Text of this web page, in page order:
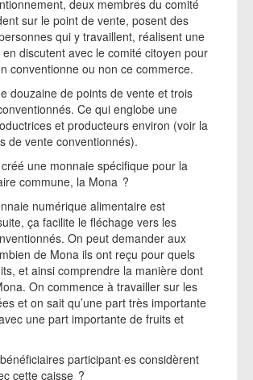
deux membres du comité
sur le point de vente, posent des
qui y travaillent, réalisent une
discutent avec le comité citoyen pour
conventionne ou non ce commerce.
douzaine de points de vente et trois
Ce qui englobe une
et producteurs environ (voir la
de vente conventionnés).
une monnaie spécifique pour la
commune, la Mona ?
numérique alimentaire est
ça facilite le fléchage vers les
On peut demander aux
de Mona ils ont reçu pour quels
et ainsi comprendre la manière dont
On commence à travailler sur les
et on sait qu’une part très importante
une part importante de fruits et
participant·es considèrent
cette caisse ?